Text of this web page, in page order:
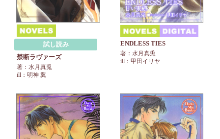
試し読み
禁断ラヴァーズ
著：水月真兎
ill：明神 翼
ENDLESS TIES
著：水月真兎
ill：甲田イリヤ